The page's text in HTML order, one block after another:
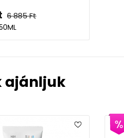
6 885Ft
ajánljuk